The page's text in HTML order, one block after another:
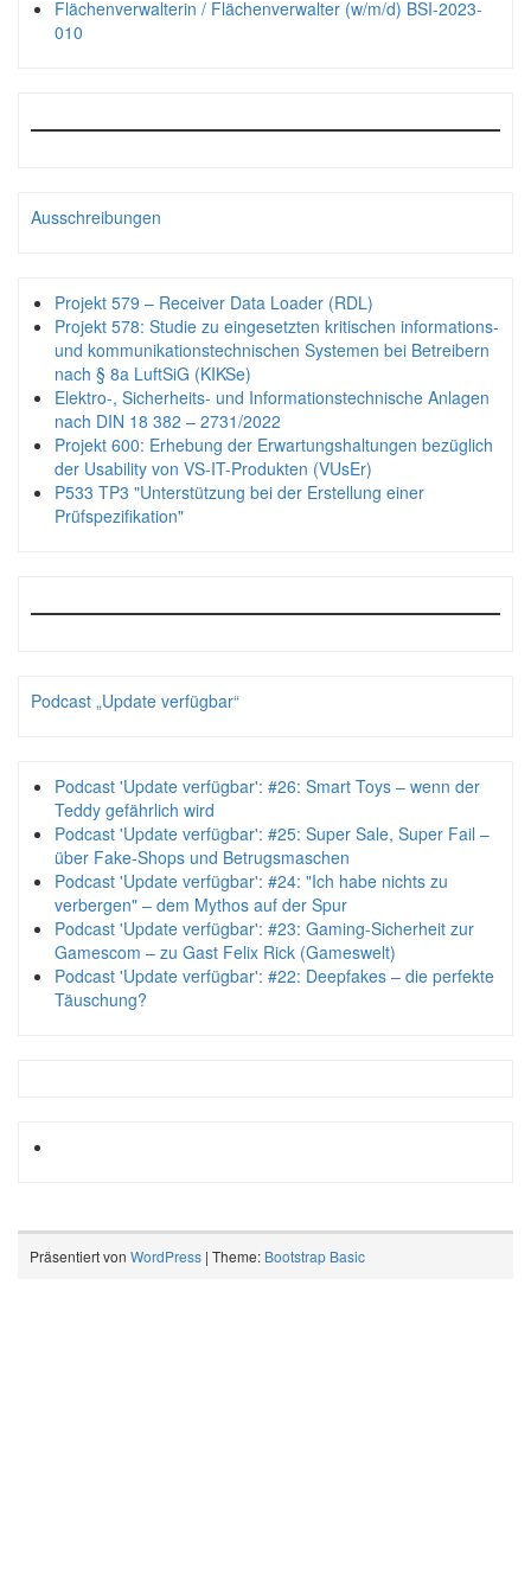
Flächenverwalterin / Flächenverwalter (w/m/d) BSI-2023-
010
Ausschreibungen
Projekt 579 – Receiver Data Loader (RDL)
Projekt 578: Studie zu eingesetzten kritischen informations-
und kommunikationstechnischen Systemen bei Betreibern
nach § 8a LuftSiG (KIKSe)
Elektro-, Sicherheits- und Informationstechnische Anlagen
nach DIN 18 382 – 2731/2022
Projekt 600: Erhebung der Erwartungshaltungen bezüglich
der Usability von VS-IT-Produkten (VUsEr)
P533 TP3 "Unterstützung bei der Erstellung einer
Prüfspezifikation"
Podcast „Update verfügbar“
Podcast 'Update verfügbar': #26: Smart Toys – wenn der
Teddy gefährlich wird
Podcast 'Update verfügbar': #25: Super Sale, Super Fail –
über Fake-Shops und Betrugsmaschen
Podcast 'Update verfügbar': #24: "Ich habe nichts zu
verbergen" – dem Mythos auf der Spur
Podcast 'Update verfügbar': #23: Gaming-Sicherheit zur
Gamescom – zu Gast Felix Rick (Gameswelt)
Podcast 'Update verfügbar': #22: Deepfakes – die perfekte
Täuschung?
Präsentiert von WordPress | Theme: Bootstrap Basic